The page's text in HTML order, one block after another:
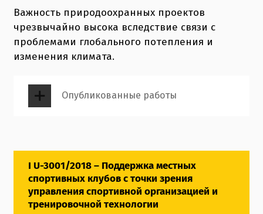
Важность природоохранных проектов
чрезвычайно высока вследствие связи с
проблемами глобального потепления и
изменения климата.
Опубликованные работы
I U-3001/2018 – Поддержка местных
спортивных клубов с точки зрения
управления спортивной организацией и
тренировочной технологии